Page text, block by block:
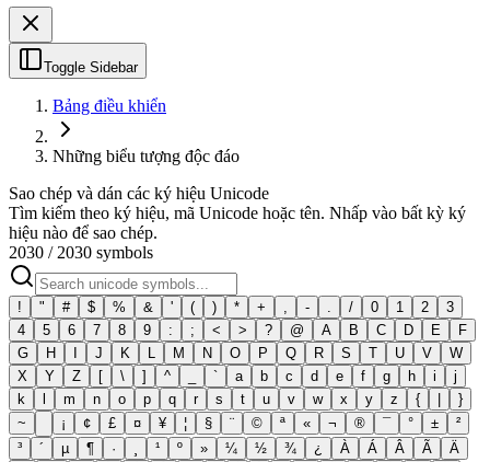
Toggle Sidebar
Bảng điều khiển
Những biểu tượng độc đáo
Sao chép và dán các ký hiệu Unicode
Tìm kiếm theo ký hiệu, mã Unicode hoặc tên. Nhấp vào bất kỳ ký
hiệu nào để sao chép.
2030 / 2030 symbols
! " # $ % & ' ( ) * + , - . / 0 1 2
3
4
5 6 7 8 9 : ; < > ? @ A B C D E
F
G
H J K L M N O P Q R S T U V
W
X
Y Z [ \ ] ^ ` a b c d e f g h i
j
k
m n o p q r s t u v w x y z {
}
~
¡ ¢ £ ¤ ¥ ¦ § ¨ © ª « ¬ ® ¯ ° ±
²
³
´ µ ¶ · ¹ º » ¼ ½ ¾ ¿ À Á Â Ã
Ä